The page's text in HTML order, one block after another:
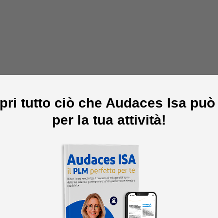
tutto ciò che Audaces Isa può
per la tua attività!